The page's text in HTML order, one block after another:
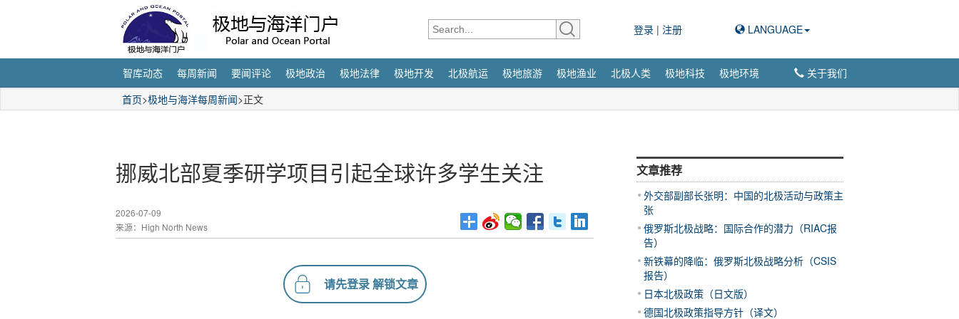
登录 | 注册 LANGUAGE
智库动态 每周新闻 要闻评论 极地政治 极地法律 极地开发 北极航运 极地旅游 极地渔业 北极人类 极地科技 极地环境
关于我们
首页>极地与海洋每周新闻>正文
挪威北部夏季研学项目引起全球许多学生关注
2026-07-09
来源：High North News
请先登录 解锁文章
文章推荐
外交部副部长张明：中国的北极活动与政策主
张
俄罗斯北极战略：国际合作的潜力（RIAC报
告）
新铁幕的降临：俄罗斯北极战略分析（CSIS
报告）
日本北极政策（日文版）
德国北极政策指导方针（译文）